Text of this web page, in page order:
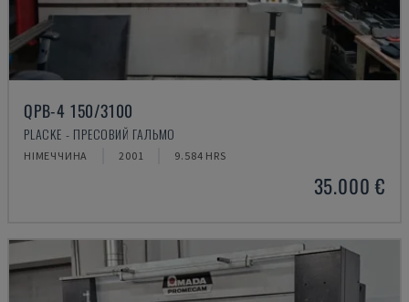
QPB-4 150/3100
PLACKE - ПРЕСОВИЙ ГАЛЬМО
НІМЕЧЧИНА 2001 9.584 HRS
35.000 €